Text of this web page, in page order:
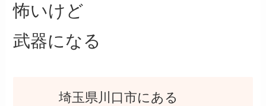
怖いけど
武器になる
埼玉県川口市にある